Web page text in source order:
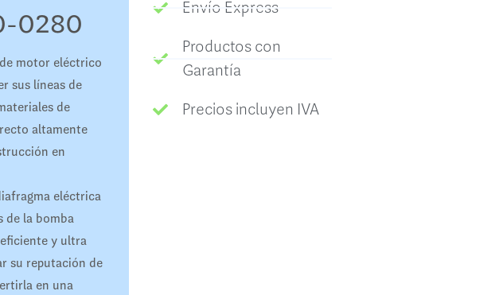
0280
motor eléctrico
sus líneas de
de
altamente
en
eléctrica
de la bomba
eficiente y ultra
su reputación de
en una
Envío Express
Productos con
Garantía
Precios incluyen IVA